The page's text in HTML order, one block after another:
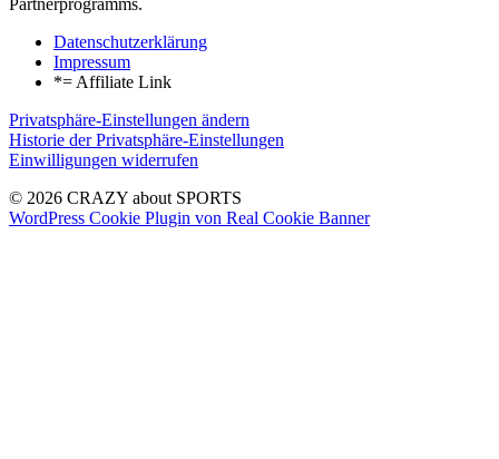
Partnerprogramms.
Datenschutzerklärung
Impressum
*= Affiliate Link
Privatsphäre-Einstellungen ändern
Historie der Privatsphäre-Einstellungen
Einwilligungen widerrufen
© 2026 CRAZY about SPORTS
WordPress Cookie Plugin von Real Cookie Banner